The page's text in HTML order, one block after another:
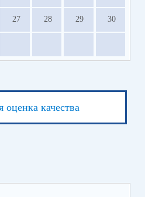
27 28 29 30
оценка качества